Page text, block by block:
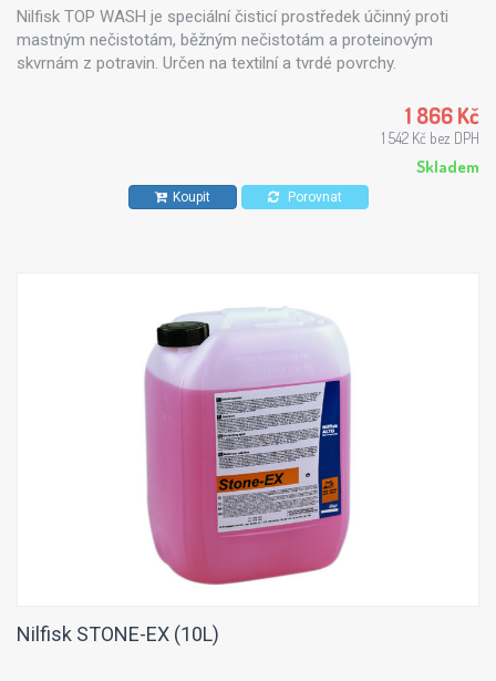
Nilfisk TOP WASH je speciální čisticí prostředek účinný proti
mastným nečistotám, běžným nečistotám a proteinovým
skvrnám z potravin. Určen na textilní a tvrdé povrchy.
1 866 Kč
1 542 Kč bez DPH
Skladem
Koupit Porovnat
Nilfisk STONE-EX (10L)